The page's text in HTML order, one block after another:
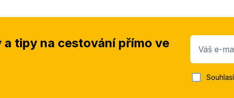
a tipy na cestování přímo ve
Váš e-